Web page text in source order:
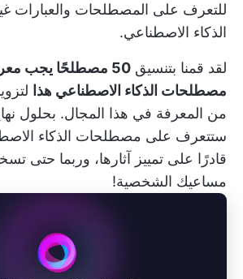
للتعرف على المصطلحات والعبارات
الذكاء الاصطناعي.
لقد قمنا بتنسيق
50 مصطلحًا يجب
مصطلحات الذكاء الاصطناعي هذا
من المعرفة في هذا المجال. بحلول
ستتعرف على مصطلحات الذكاء
قادرًا على تمييز آثارها، وربما حتى
مساعيك الشخصية!